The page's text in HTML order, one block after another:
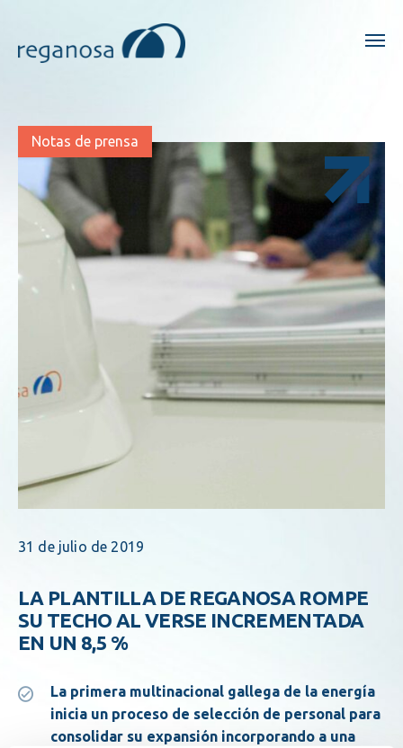
Notas de prensa
31 de julio de 2019
LA PLANTILLA DE REGANOSA ROMPE
SU TECHO AL VERSE INCREMENTADA
EN UN 8,5 %
La primera multinacional gallega de la energía
inicia un proceso de selección de personal para
consolidar su expansión incorporando a una